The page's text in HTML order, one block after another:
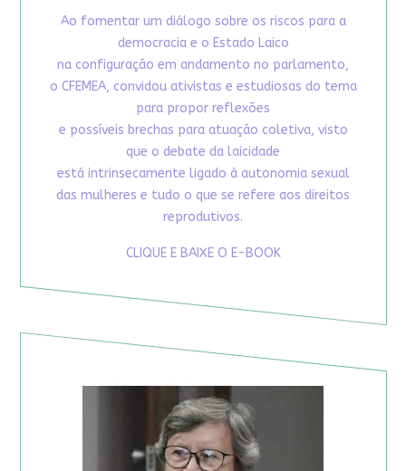
Ao fomentar um diálogo sobre os riscos para a
democracia e o Estado Laico
na configuração em andamento no parlamento,
o CFEMEA, convidou ativistas e estudiosas do tema
para propor reflexões
e possíveis brechas para atuação coletiva, visto
que o debate da laicidade
está intrinsecamente ligado à autonomia sexual
das mulheres e tudo o que se refere aos direitos
reprodutivos.
CLIQUE E BAIXE O E-BOOK